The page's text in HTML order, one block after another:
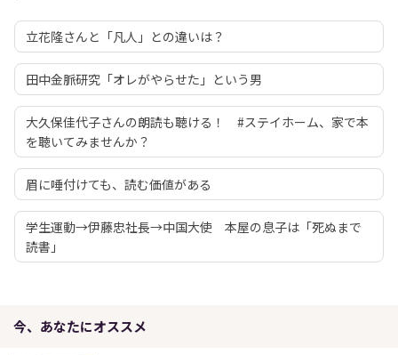
立花隆さんと「凡人」との違いは？
田中金脈研究「オレがやらせた」という男
大久保佳代子さんの朗読も聴ける！ #ステイホーム、家で本
を聴いてみませんか？
眉に唾付けても、読む価値がある
学生運動→伊藤忠社長→中国大使 本屋の息子は「死ぬまで
読書」
今、あなたにオススメ